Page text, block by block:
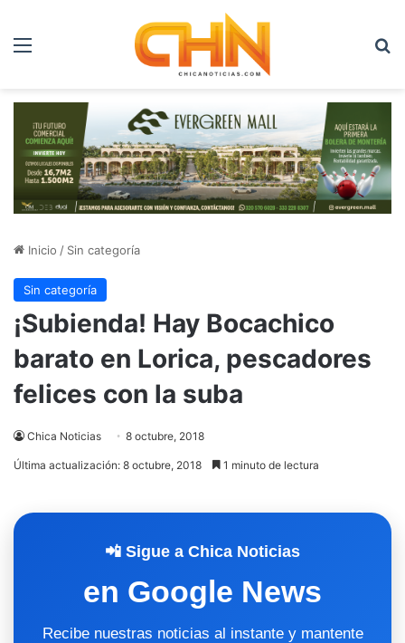
Menú
Inicio / Sin categoría
Sin categoría
¡Subienda! Hay Bocachico
barato en Lorica, pescadores
felices con la suba
Chica Noticias 8 octubre, 2018
Última actualización: 8 octubre, 2018 1 minuto de lectura
📲 Sigue a Chica Noticias
en Google News
Recibe nuestras noticias al instante y mantente